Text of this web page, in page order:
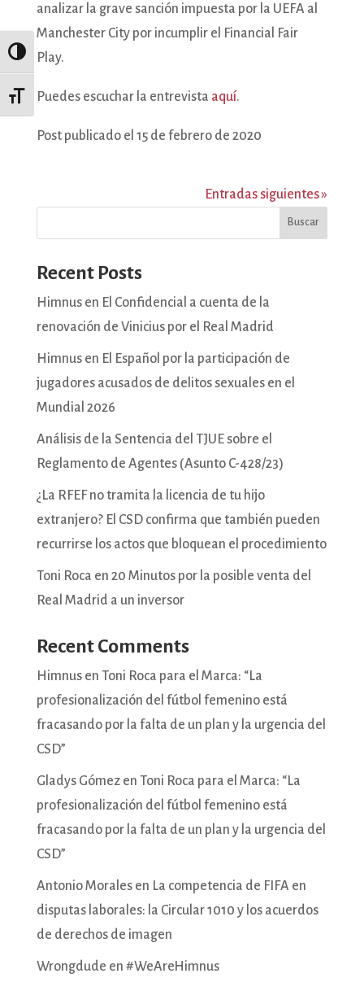
Alternar alto contraste
Alternar tamaño de letra
analizar la grave sanción impuesta por la UEFA al
Manchester City por incumplir el Financial Fair
Play.
Puedes escuchar la entrevista aquí.
Post publicado el 15 de febrero de 2020
Entradas siguientes »
Buscar
Recent Posts
Himnus en El Confidencial a cuenta de la
renovación de Vinicius por el Real Madrid
Himnus en El Español por la participación de
jugadores acusados de delitos sexuales en el
Mundial 2026
Análisis de la Sentencia del TJUE sobre el
Reglamento de Agentes (Asunto C-428/23)
¿La RFEF no tramita la licencia de tu hijo
extranjero? El CSD confirma que también pueden
recurrirse los actos que bloquean el procedimiento
Toni Roca en 20 Minutos por la posible venta del
Real Madrid a un inversor
Recent Comments
Himnusen Toni Roca para el Marca: “La
profesionalización del fútbol femenino está
fracasando por la falta de un plan y la urgencia del
CSD”
Gladys Gómezen Toni Roca para el Marca: “La
profesionalización del fútbol femenino está
fracasando por la falta de un plan y la urgencia del
CSD”
Antonio Moralesen La competencia de FIFA en
disputas laborales: la Circular 1010 y los acuerdos
de derechos de imagen
Wrongdude en #WeAreHimnus